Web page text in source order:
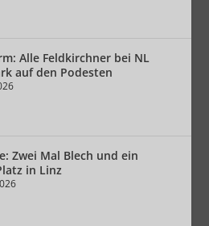
Alle Feldkirchner bei NL
auf den Podesten
Zwei Mal Blech und ein
in Linz